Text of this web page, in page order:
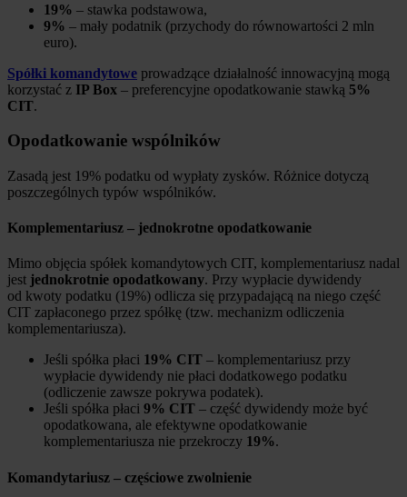
19% – stawka podstawowa,
9% – mały podatnik (przychody do równowartości 2 mln
euro).
Spółki komandytowe prowadzące działalność innowacyjną mogą
korzystać z IP Box – preferencyjne opodatkowanie stawką 5%
CIT.
Opodatkowanie wspólników
Zasadą jest 19% podatku od wypłaty zysków. Różnice dotyczą
poszczególnych typów wspólników.
Komplementariusz – jednokrotne opodatkowanie
Mimo objęcia spółek komandytowych CIT, komplementariusz nadal
jest jednokrotnie opodatkowany. Przy wypłacie dywidendy
od kwoty podatku (19%) odlicza się przypadającą na niego część
CIT zapłaconego przez spółkę (tzw. mechanizm odliczenia
komplementariusza).
Jeśli spółka płaci 19% CIT – komplementariusz przy
wypłacie dywidendy nie płaci dodatkowego podatku
(odliczenie zawsze pokrywa podatek).
Jeśli spółka płaci 9% CIT – część dywidendy może być
opodatkowana, ale efektywne opodatkowanie
komplementariusza nie przekroczy 19%.
Komandytariusz – częściowe zwolnienie